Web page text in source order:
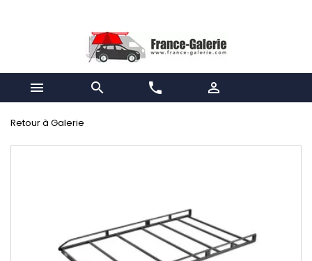
  phone 
Retour à Galerie